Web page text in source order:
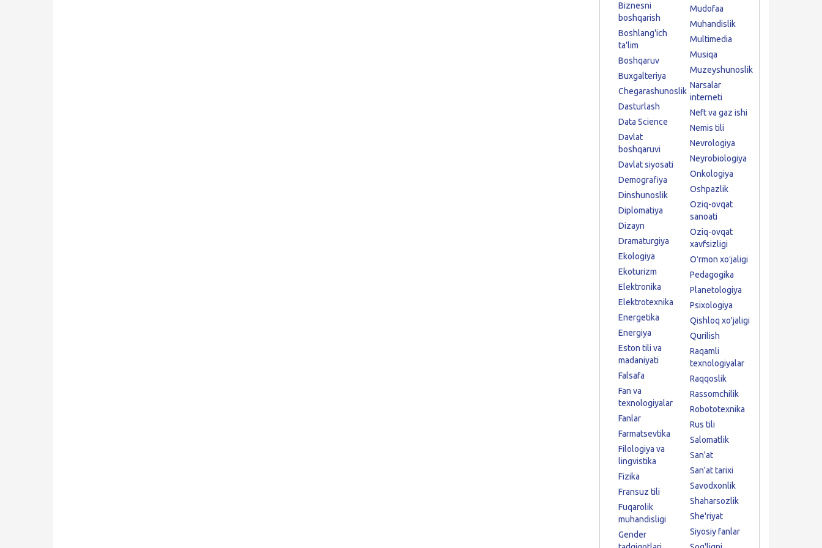
Biznesni
boshqarish
Boshlang'ich
ta'lim
Boshqaruv
Buxgalteriya
Chegarashunoslik
Dasturlash
Data Science
Davlat
boshqaruvi
Davlat siyosati
Demografiya
Dinshunoslik
Diplomatiya
Dizayn
Dramaturgiya
Ekologiya
Ekoturizm
Elektronika
Elektrotexnika
Energetika
Energiya
Eston tili va
madaniyati
Falsafa
Fan va
texnologiyalar
Fanlar
Farmatsevtika
Filologiya va
lingvistika
Fizika
Fransuz tili
Fuqarolik
muhandisligi
Gender
Mudofaa
Muhandislik
Multimedia
Musiqa
Muzeyshunoslik
Narsalar
interneti
Neft va gaz ishi
Nemis tili
Nevrologiya
Neyrobiologiya
Onkologiya
Oshpazlik
Oziq-ovqat
sanoati
Oziq-ovqat
xavfsizligi
Oʻrmon xoʻjaligi
Pedagogika
Planetologiya
Psixologiya
Qishloq xo'jaligi
Qurilish
Raqamli
texnologiyalar
Raqqoslik
Rassomchilik
Robototexnika
Rus tili
Salomatlik
San'at
San'at tarixi
Savodxonlik
Shaharsozlik
She'riyat
Siyosiy fanlar